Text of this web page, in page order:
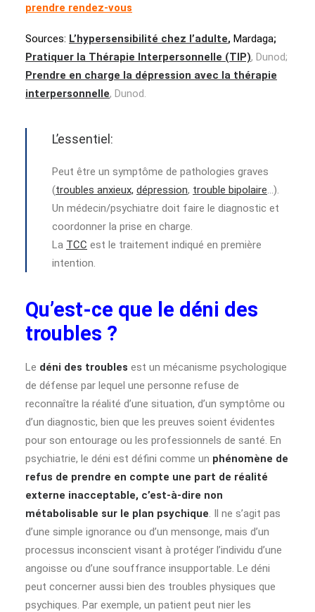
prendre rendez-vous
Sources: L’hypersensibilité chez l’adulte, Mardaga;
Pratiquer la Thérapie Interpersonnelle (TIP), Dunod;
Prendre en charge la dépression avec la thérapie
interpersonnelle, Dunod.
L’essentiel:
Peut être un symptôme de pathologies graves
(troubles anxieux, dépression, trouble bipolaire…).
Un médecin/psychiatre doit faire le diagnostic et
coordonner la prise en charge.
La TCC est le traitement indiqué en première
intention.
Qu’est-ce que le déni des
troubles ?
Le déni des troubles est un mécanisme psychologique
de défense par lequel une personne refuse de
reconnaître la réalité d’une situation, d’un symptôme ou
d’un diagnostic, bien que les preuves soient évidentes
pour son entourage ou les professionnels de santé. En
psychiatrie, le déni est défini comme un phénomène de
refus de prendre en compte une part de réalité
externe inacceptable, c’est-à-dire non
métabolisable sur le plan psychique. Il ne s’agit pas
d’une simple ignorance ou d’un mensonge, mais d’un
processus inconscient visant à protéger l’individu d’une
angoisse ou d’une souffrance insupportable. Le déni
peut concerner aussi bien des troubles physiques que
psychiques. Par exemple, un patient peut nier les